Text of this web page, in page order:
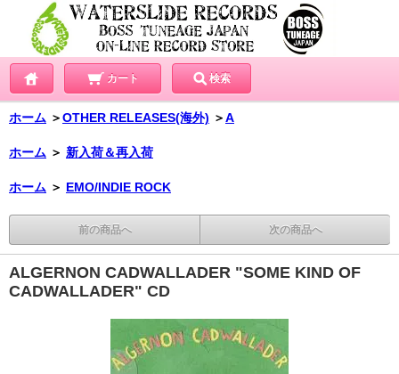
カート 検索
ホーム ＞OTHER RELEASES(海外) ＞A
ホーム ＞ 新入荷＆再入荷
ホーム ＞ EMO/INDIE ROCK
前の商品へ 次の商品へ
ALGERNON CADWALLADER "SOME KIND OF
CADWALLADER" CD